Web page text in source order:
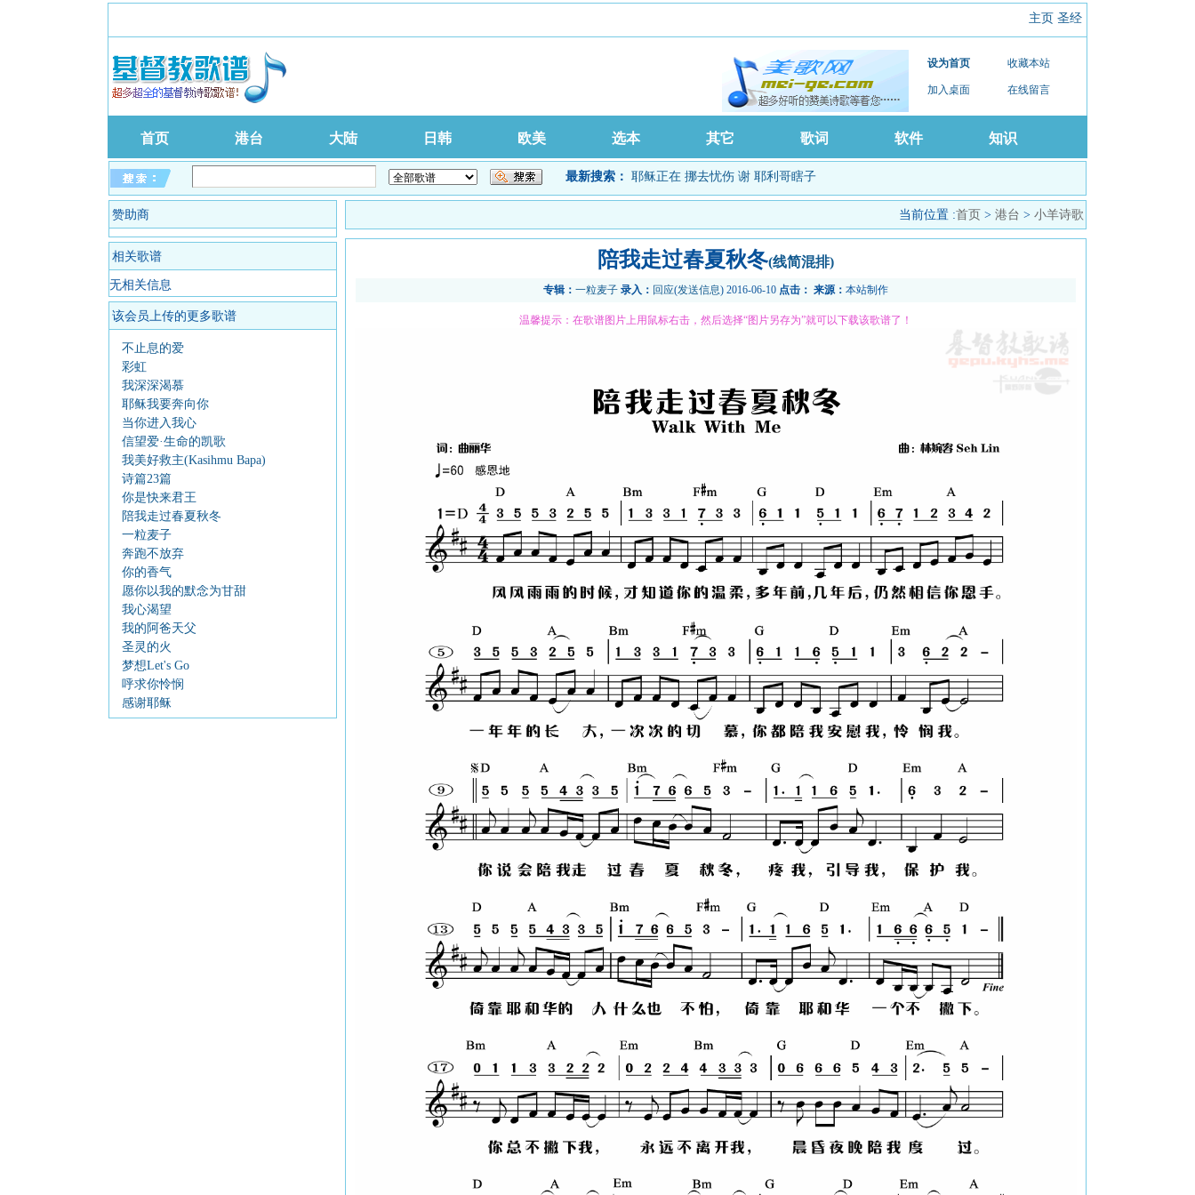
主页 圣经
设为首页 收藏本站
加入桌面 在线留言
首页 港台 大陆 日韩 欧美 选本 其它 歌词 软件 知识
最新搜索： 耶稣正在 挪去忧伤 谢 耶利哥瞎子
赞助商
相关歌谱
无相关信息
该会员上传的更多歌谱
不止息的爱
彩虹
我深深渴慕
耶稣我要奔向你
当你进入我心
信望爱·生命的凯歌
我美好救主(Kasihmu Bapa)
诗篇23篇
你是快来君王
陪我走过春夏秋冬
一粒麦子
奔跑不放弃
你的香气
愿你以我的默念为甘甜
我心渴望
我的阿爸天父
圣灵的火
梦想Let's Go
呼求你怜悯
感谢耶稣
当前位置 :首页 > 港台 > 小羊诗歌
陪我走过春夏秋冬(线简混排)
专辑： 一粒麦子 录入： 回应(发送信息) 2016-06-10 点击： 来源： 本站制作
温馨提示：在歌谱图片上用鼠标右击，然后选择“图片另存为”就可以下载该歌谱了！